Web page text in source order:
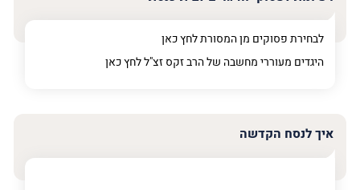
טלפון (חובה)
מה
לבחירת פסוקים מן המסורת לחץכאן
היגדים מעוררי מחשבה של הרב זקס זצ"ל לחץכאן
איך לנסח הקדשה